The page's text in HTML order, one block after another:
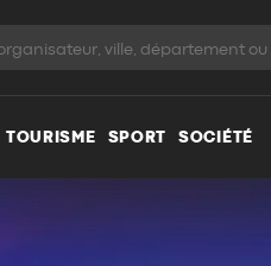
TOURISME SPORT SOCIÉTÉ